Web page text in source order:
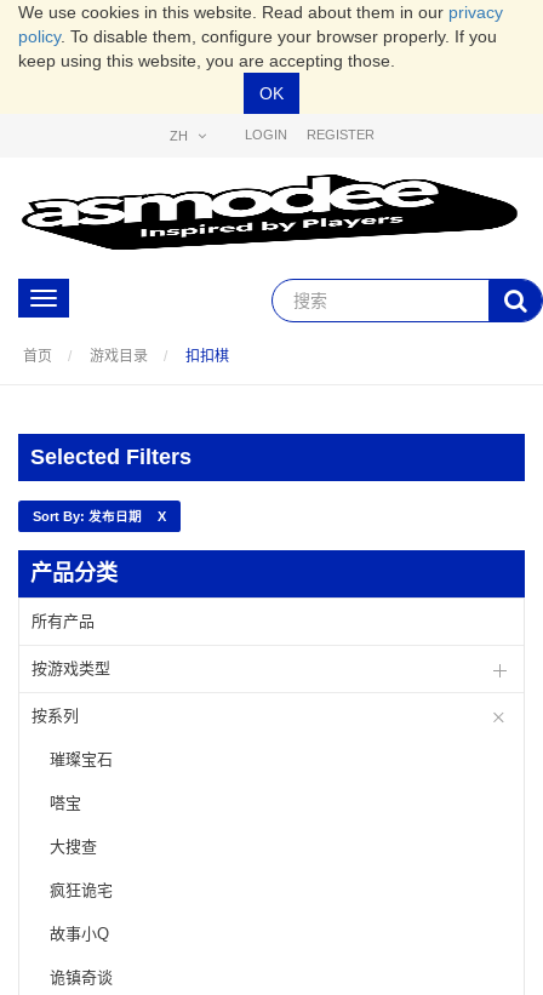
We use cookies in this website. Read about them in our privacy
policy. To disable them, configure your browser properly. If you
keep using this website, you are accepting those.
OK
ZH LOGIN REGISTER
Toggle
navigation
首页 游戏目录 扣扣棋
Selected Filters
Sort By: 发布日期 X
产品分类
所有产品
按游戏类型
按系列
璀璨宝石
嗒宝
大搜查
疯狂诡宅
故事小Q
诡镇奇谈